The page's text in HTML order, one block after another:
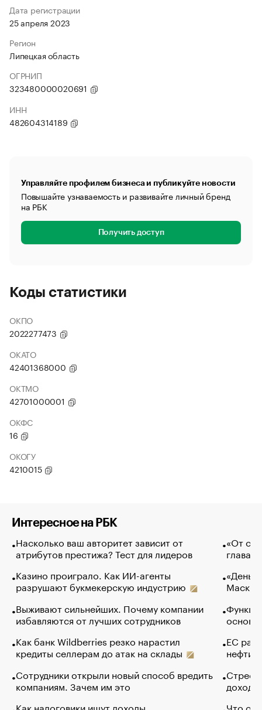
Дата регистрации
25 апреля 2023
Регион
Липецкая область
ОГРНИП
323480000020691
ИНН
482604314189
Управляйте профилем бизнеса и публикуйте новости
Повышайте узнаваемость и развивайте личный бренд
на РБК
Получить доступ
Коды статистики
ОКПО
2022277473
ОКАТО
42401368000
ОКТМО
42701000001
ОКФС
16
ОКОГУ
4210015
Интересное на РБК
Насколько ваш авторитет зависит от
атрибутов престижа? Тест для лидеров
Казино проиграло. Как ИИ-агенты
разрушают букмекерскую индустрию
Выживают сильнейших. Почему компании
избавляются от лучших сотрудников
Как банк Wildberries резко нарастил
кредиты селлерам до атак на склады
Сотрудники открыли новый способ вредить
компаниям. Зачем им это
Как налоговики ищут доходы
«От
глава
Маск в
основ
ЕС
нефти
Что